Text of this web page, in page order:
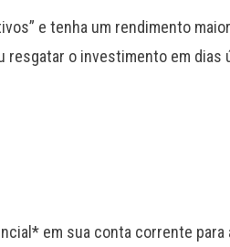
e tenha um rendimento
resgatar o investimento em dias
em sua conta corrente para